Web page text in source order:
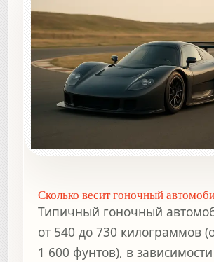
Сколько весит гоночный
Типичный гоночный
от 540 до 730 килограммов
1 600 фунтов), в